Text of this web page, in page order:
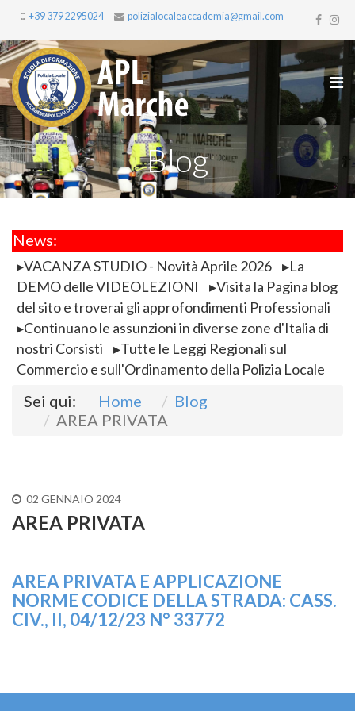
+39 379 2295024 polizialocaleaccademia@gmail.com
Blog
News:
VACANZA STUDIO - Novità Aprile 2026
La
DEMO delle VIDEOLEZIONI
Visita la Pagina blog
del sito e troverai gli approfondimenti Professionali
Continuano le assunzioni in diverse zone d'Italia di
nostri Corsisti
Tutte le Leggi Regionali sul
Commercio e sull'Ordinamento della Polizia Locale
Sei qui: Home
Blog
AREA PRIVATA
02 GENNAIO 2024
AREA PRIVATA
AREA PRIVATA E APPLICAZIONE
NORME CODICE DELLA STRADA: CASS.
CIV., II, 04/12/23 N° 33772